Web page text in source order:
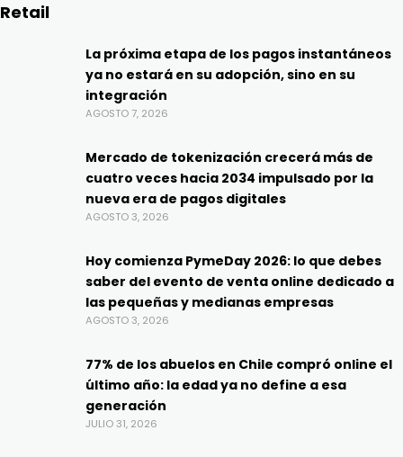
Retail
La próxima etapa de los pagos instantáneos
ya no estará en su adopción, sino en su
integración
AGOSTO 7, 2026
Mercado de tokenización crecerá más de
cuatro veces hacia 2034 impulsado por la
nueva era de pagos digitales
AGOSTO 3, 2026
Hoy comienza PymeDay 2026: lo que debes
saber del evento de venta online dedicado a
las pequeñas y medianas empresas
AGOSTO 3, 2026
77% de los abuelos en Chile compró online el
último año: la edad ya no define a esa
generación
JULIO 31, 2026